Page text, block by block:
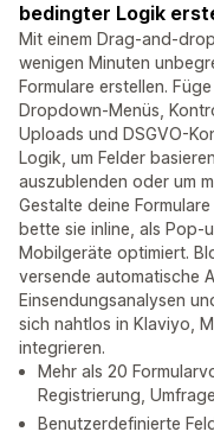
bedingter Logik
Mit einem Drag-and-
wenigen Minuten
Formulare erstellen.
Dropdown-Menüs,
Uploads und DSGVO-
Logik, um Felder
auszublenden oder um
Gestalte deine
bette sie inline, als
Mobilgeräte optimiert.
versende automatische
Einsendungsanalysen
sich nahtlos in Klaviyo,
integrieren.
Mehr als 20
Registrierung,
Benutzerdefinierte